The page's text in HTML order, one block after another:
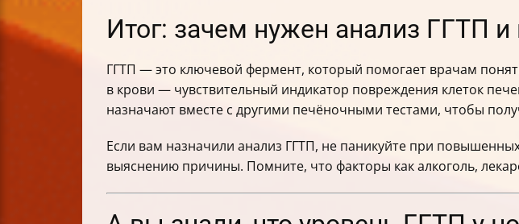
Итог: зачем нужен анализ ГГТП и
ГГТП — это ключевой фермент, который помогает врачам
в крови — чувствительный индикатор повреждения клеток
назначают вместе с другими печёночными тестами, чтобы
Если вам назначили анализ ГГТП, не паникуйте при
выяснению причины. Помните, что факторы как алкоголь,